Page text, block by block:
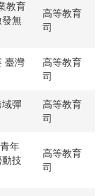
教育
發無
高等教育
司
臺灣
高等教育
司
域彈
高等教育
司
年
動技
高等教育
司